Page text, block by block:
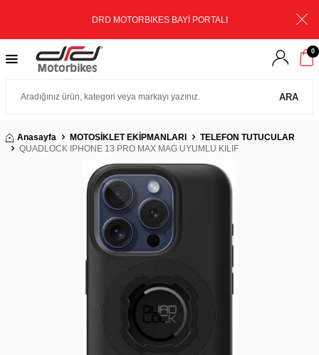
DRD MOTORBIKES BAYİ PORTALI
ARA
0
Anasayfa MOTOSİKLET EKİPMANLARI
TELEFON TUTUCULAR
QUADLOCK IPHONE 13 PRO MAX MAG UYUMLU KILIF